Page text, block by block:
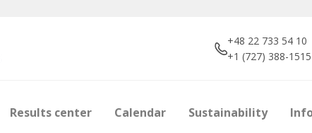
+48 22 733 54 10
+1 (727) 388-1515
Results center Calendar Sustainability